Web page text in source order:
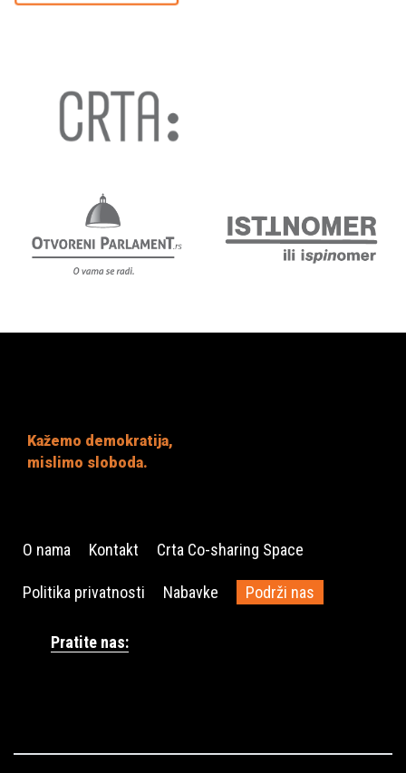
Kažemo demokratija,
mislimo sloboda.
O nama Kontakt Crta Co-sharing Space
Politika privatnosti Nabavke Podrži nas
Pratite nas: